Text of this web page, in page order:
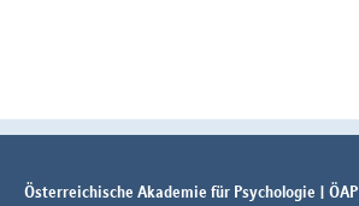
Österreichische Akademie für Psychologie | ÖAP